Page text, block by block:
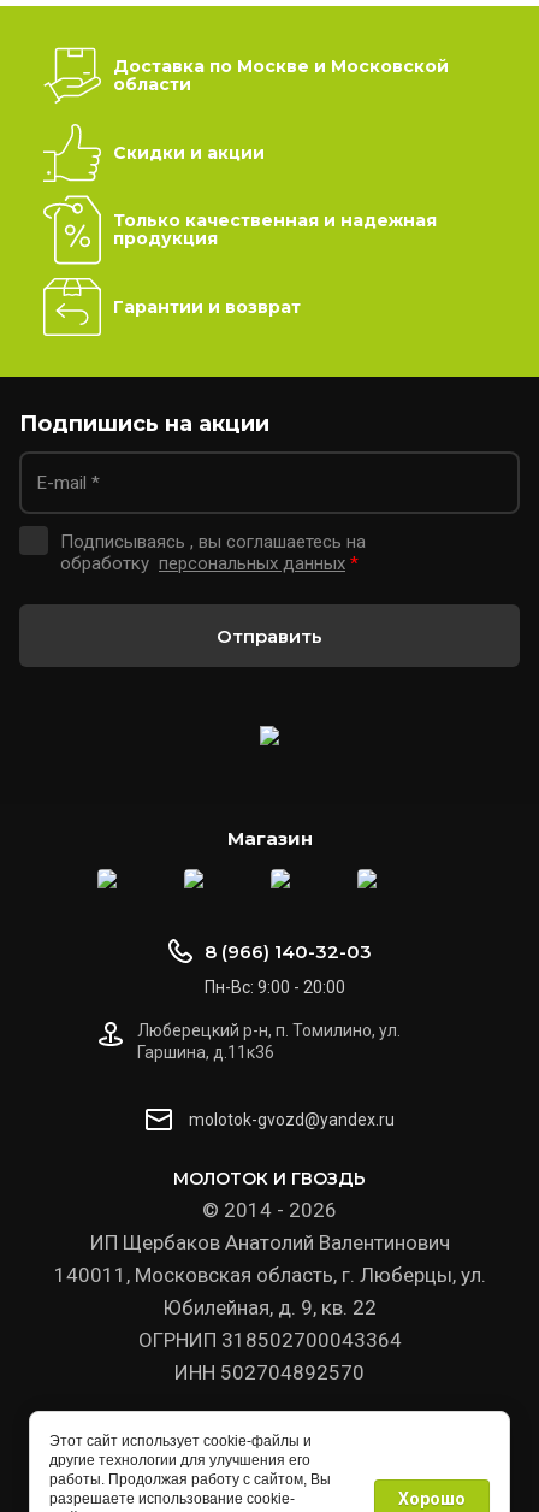
Доставка по Москве и Московской
области
Скидки и акции
Только качественная и надежная
продукция
Гарантии и возврат
Подпишись на акции
Подписываясь , вы соглашаетесь на
обработку персональных данных *
Отправить
Магазин
МОЛОТОК И ГВОЗДЬ
© 2014 - 2026
ИП Щербаков Анатолий Валентинович
140011, Московская область, г. Люберцы, ул.
Юбилейная, д. 9, кв. 22
ОГРНИП 318502700043364
ИНН 502704892570
Политика конфиденциальности
8 (966) 140-32-03
Пн-Вс: 9:00 - 20:00
Люберецкий р-н, п. Томилино, ул.
Гаршина, д.11к36
molotok-gvozd@yandex.ru
Этот сайт использует cookie-файлы и
другие технологии для улучшения его
работы. Продолжая работу с сайтом, Вы
разрешаете использование cookie-
Хорошо